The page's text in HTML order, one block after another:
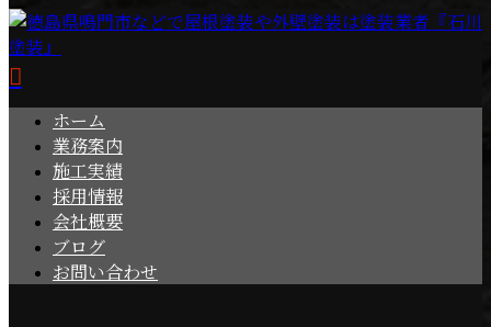
ホーム
業務案内
施工実績
採用情報
会社概要
ブログ
お問い合わせ